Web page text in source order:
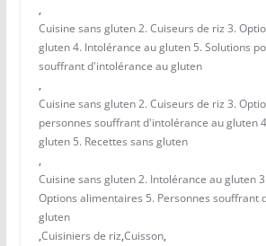
,
Cuisine sans gluten 2. Cuiseurs de riz 3.
gluten 4. Intolérance au gluten 5. Solutions
souffrant d'intolérance au gluten
,
Cuisine sans gluten 2. Cuiseurs de riz 3.
personnes souffrant d'intolérance au gluten
gluten 5. Recettes sans gluten
,
Cuisine sans gluten 2. Intolérance au gluten
Options alimentaires 5. Personnes souffrant
gluten
,Cuisiniers de riz,Cuisson,